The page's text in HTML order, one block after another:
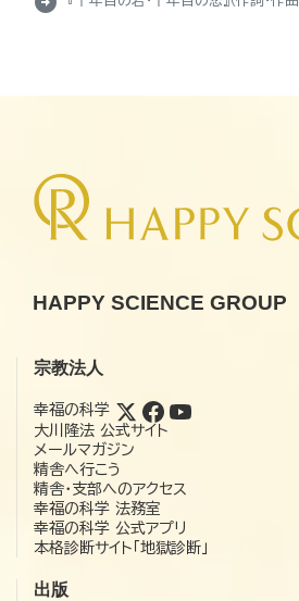
HAPPY SCIENCE GROUP
宗教法人
幸福の科学
大川隆法 公式サイト
メールマガジン
精舎へ行こう
精舎・支部へのアクセス
幸福の科学 法務室
幸福の科学 公式アプリ
本格診断サイト「地獄診断」
出版